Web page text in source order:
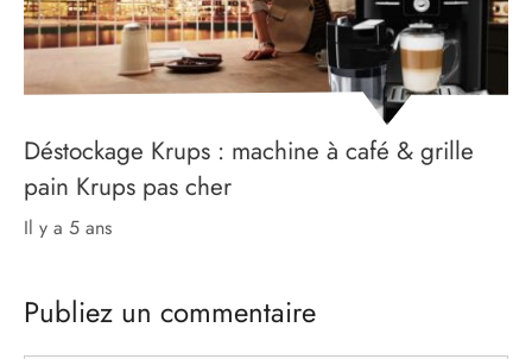
Déstockage Krups : machine à café & grille
pain Krups pas cher
il y a 5 ans
Publiez un commentaire